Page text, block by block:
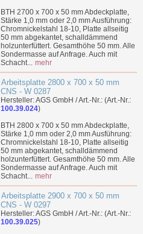
BTH 2700 x 700 x 50 mm Abdeckplatte,
Stärke 1,0 mm oder 2,0 mm Ausführung:
Chromnickelstahl 18-10, Platte allseitig
50 mm abgekantet, schalldämmend
holzunterfüttert. Gesamthöhe 50 mm. Alle
Sondermasse auf Anfrage. Auch mit
Schacht... mehr
Arbeitsplatte 2800 x 700 x 50 mm
CNS - W 0287
Hersteller: AGS GmbH / Art.-Nr.: (Art.-Nr.:
100.39.024)
BTH 2800 x 700 x 50 mm Abdeckplatte,
Stärke 1,0 mm oder 2,0 mm Ausführung:
Chromnickelstahl 18-10, Platte allseitig
50 mm abgekantet, schalldämmend
holzunterfüttert. Gesamthöhe 50 mm. Alle
Sondermasse auf Anfrage. Auch mit
Schacht... mehr
Arbeitsplatte 2900 x 700 x 50 mm
CNS - W 0297
Hersteller: AGS GmbH / Art.-Nr.: (Art.-Nr.:
100.39.025)